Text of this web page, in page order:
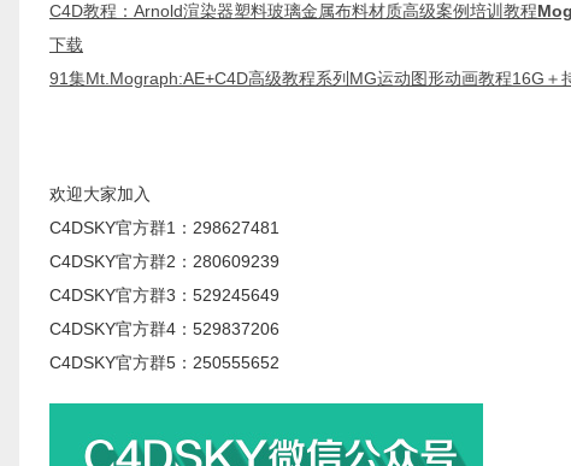
C4D教程：Arnold渲染器塑料玻璃金属布料材质高级案例培训教程
下载
91集Mt.Mograph:AE+C4D高级教程系列MG运动图形动画教程16G＋
欢迎大家加入
C4DSKY官方群1：298627481
C4DSKY官方群2：280609239
C4DSKY官方群3：529245649
C4DSKY官方群4：529837206
C4DSKY官方群5：250555652